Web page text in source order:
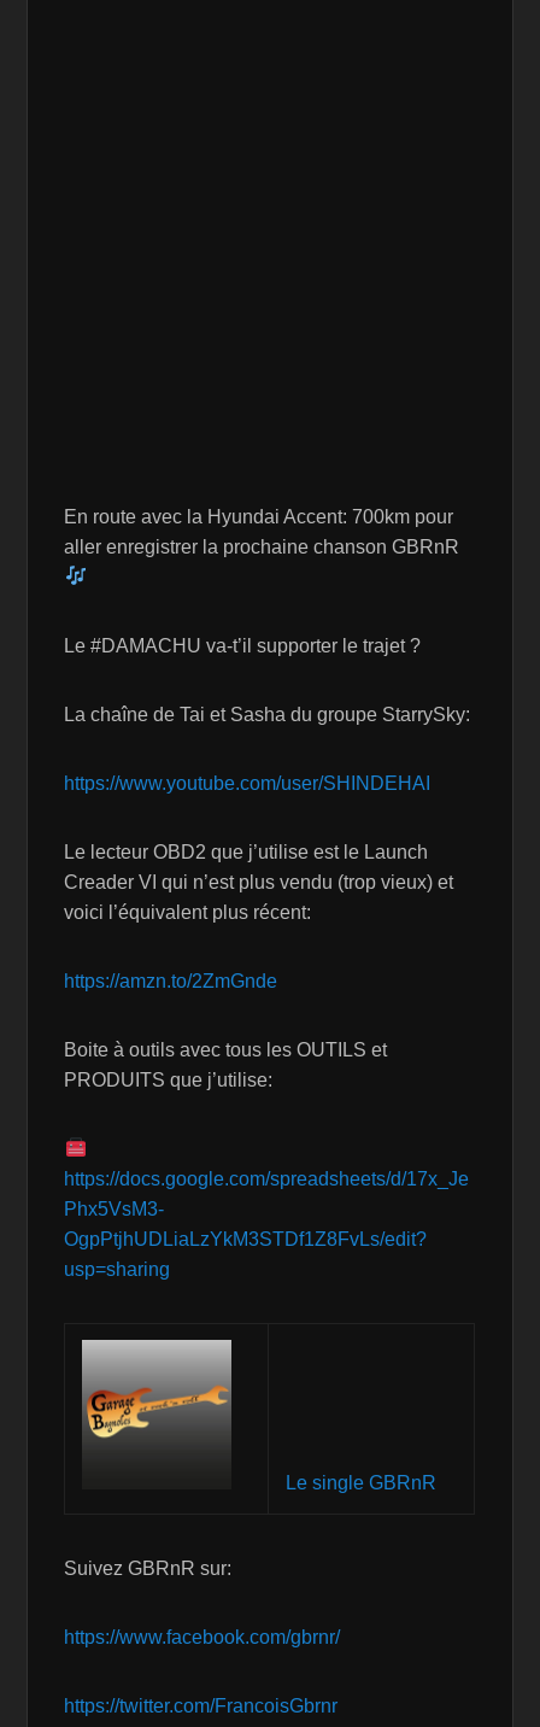
En route avec la Hyundai Accent: 700km pour
aller enregistrer la prochaine chanson GBRnR
Le #DAMACHU va-t’il supporter le trajet ?
La chaîne de Tai et Sasha du groupe StarrySky:
https://www.youtube.com/user/SHINDEHAI
Le lecteur OBD2 que j’utilise est le Launch
Creader VI qui n’est plus vendu (trop vieux) et
voici l’équivalent plus récent:
https://amzn.to/2ZmGnde
Boite à outils avec tous les OUTILS et
PRODUITS que j’utilise:
https://docs.google.com/spreadsheets/d/17x_Je
Phx5VsM3-
OgpPtjhUDLiaLzYkM3STDf1Z8FvLs/edit?
usp=sharing
Le single GBRnR
Suivez GBRnR sur:
https://www.facebook.com/gbrnr/
https://twitter.com/FrancoisGbrnr